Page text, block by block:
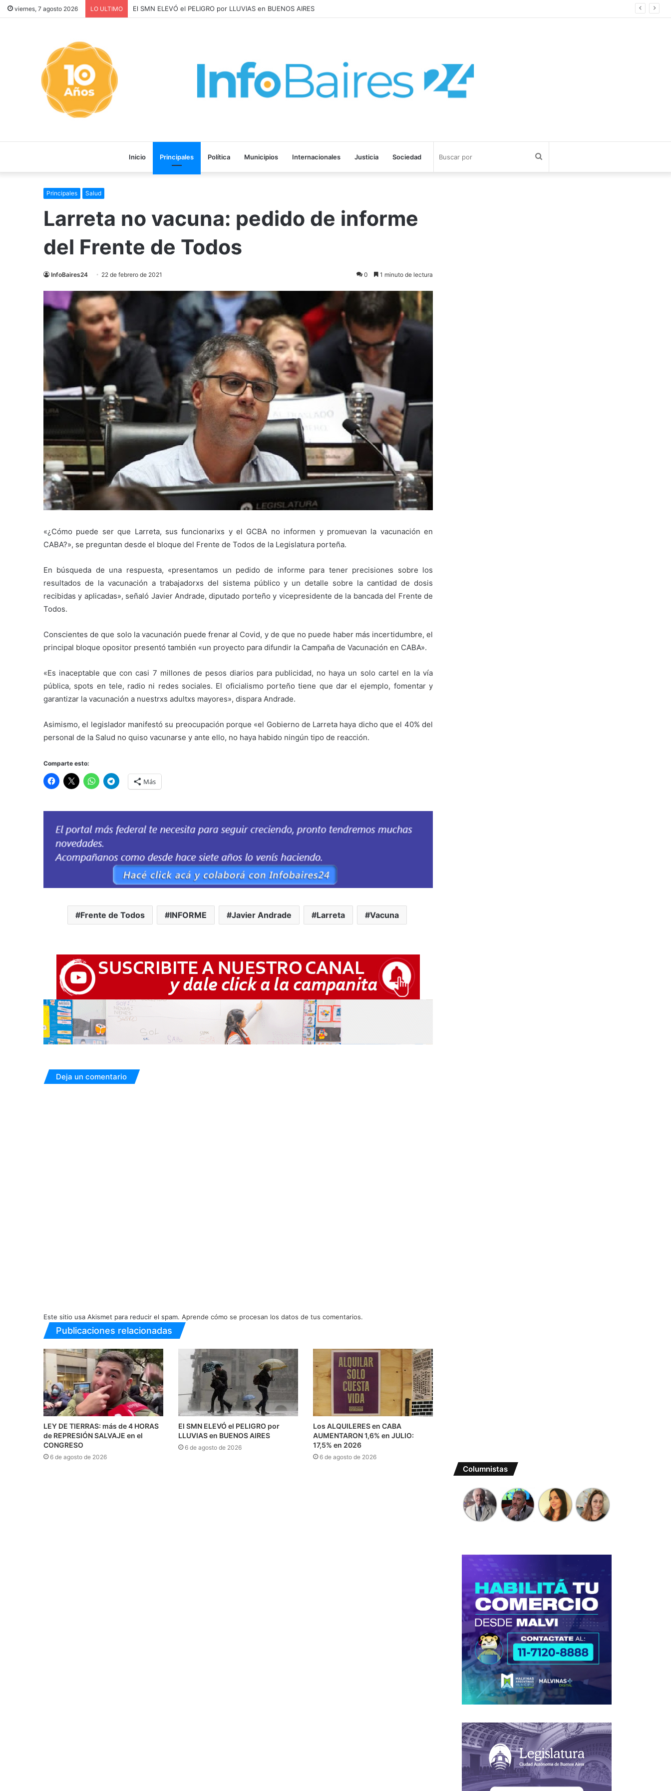
viernes, 7 agosto 2026 LO ULTIMO Los ALQUILERES en CABA AUMENTARON 1,6% en JULIO: 17,5% en 2026
Inicio Principales Política Municipios Internacionales Justicia Sociedad
Principales Salud
Larreta no vacuna: pedido de informe
del Frente de Todos
InfoBaires24 22 de febrero de 2021 0 1 minuto de lectura
«¿Cómo puede ser que Larreta, sus funcionarixs y el GCBA no informen y promuevan la vacunación en
CABA?», se preguntan desde el bloque del Frente de Todos de la Legislatura porteña.
En búsqueda de una respuesta, «presentamos un pedido de informe para tener precisiones sobre los
resultados de la vacunación a trabajadorxs del sistema público y un detalle sobre la cantidad de dosis
recibidas y aplicadas», señaló Javier Andrade, diputado porteño y vicepresidente de la bancada del Frente de
Todos.
Conscientes de que solo la vacunación puede frenar al Covid, y de que no puede haber más incertidumbre, el
principal bloque opositor presentó también «un proyecto para difundir la Campaña de Vacunación en CABA».
«Es inaceptable que con casi 7 millones de pesos diarios para publicidad, no haya un solo cartel en la vía
pública, spots en tele, radio ni redes sociales. El oficialismo porteño tiene que dar el ejemplo, fomentar y
garantizar la vacunación a nuestrxs adultxs mayores», dispara Andrade.
Asimismo, el legislador manifestó su preocupación porque «el Gobierno de Larreta haya dicho que el 40% del
personal de la Salud no quiso vacunarse y ante ello, no haya habido ningún tipo de reacción.
Comparte esto:
Más
Frente de Todos INFORME Javier Andrade Larreta Vacuna
Deja un comentario
Este sitio usa Akismet para reducir el spam. Aprende cómo se procesan los datos de tus comentarios.
Publicaciones relacionadas
LEY DE TIERRAS: más de 4 HORAS
de REPRESIÓN SALVAJE en el
CONGRESO
6 de agosto de 2026
El SMN ELEVÓ el PELIGRO por
LLUVIAS en BUENOS AIRES
6 de agosto de 2026
Los ALQUILERES en CABA
AUMENTARON 1,6% en JULIO:
17,5% en 2026
6 de agosto de 2026
Columnistas